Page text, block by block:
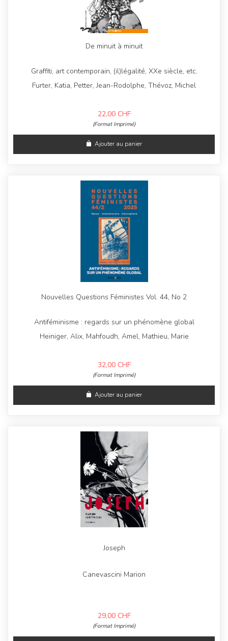
De minuit à minuit
Graffiti, art contemporain, (il)légalité, XXe siècle, etc.
Furter, Katia, Petter, Jean-Rodolphe, Thévoz, Michel
22,00 CHF
(Format Imprimé)
Ajouter au panier
Nouvelles Questions Féministes Vol. 44, No 2
Antiféminisme : regards sur un phénomène global
Heiniger, Alix, Mahfoudh, Amel, Mathieu, Marie
32,00 CHF
(Format Imprimé)
Ajouter au panier
Joseph
Canevascini Marion
29,00 CHF
(Format Imprimé)